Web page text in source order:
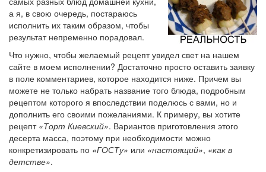
а я, в свою очередь, постараюсь
исполнить их таким образом, чтобы
результат непременно порадовал.
Что нужно, чтобы желаемый рецепт увидел свет на нашем
сайте в моем исполнении? Достаточно просто оставить заявку
в поле комментариев, которое находится ниже. Причем вы
можете не только набрать название того блюда, подробным
рецептом которого я впоследствии поделюсь с вами, но и
дополнить его своими пожеланиями. К примеру, вы хотите
рецепт «Торт Киевский». Вариантов приготовления этого
десерта масса, поэтому при необходимости можно
конкретизировать по «ГОСТу» или «настоящий», «как в
детстве».